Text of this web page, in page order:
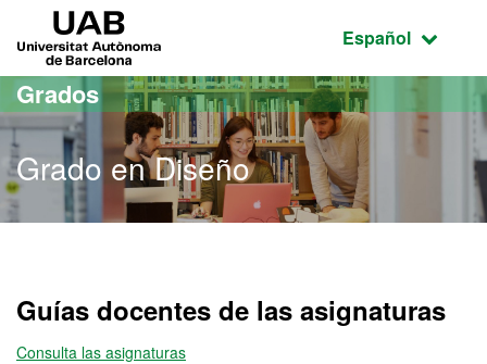
Acceso al contenido principal
Acceso a la navegación de la página
Idioma
Español
Grados
Grado en Diseño
Guías docentes de las asignaturas
Consulta las asignaturas